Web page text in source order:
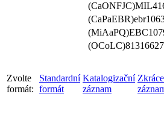
Zvolte
formát:
Standardní
formát
Katalogizační
záznam